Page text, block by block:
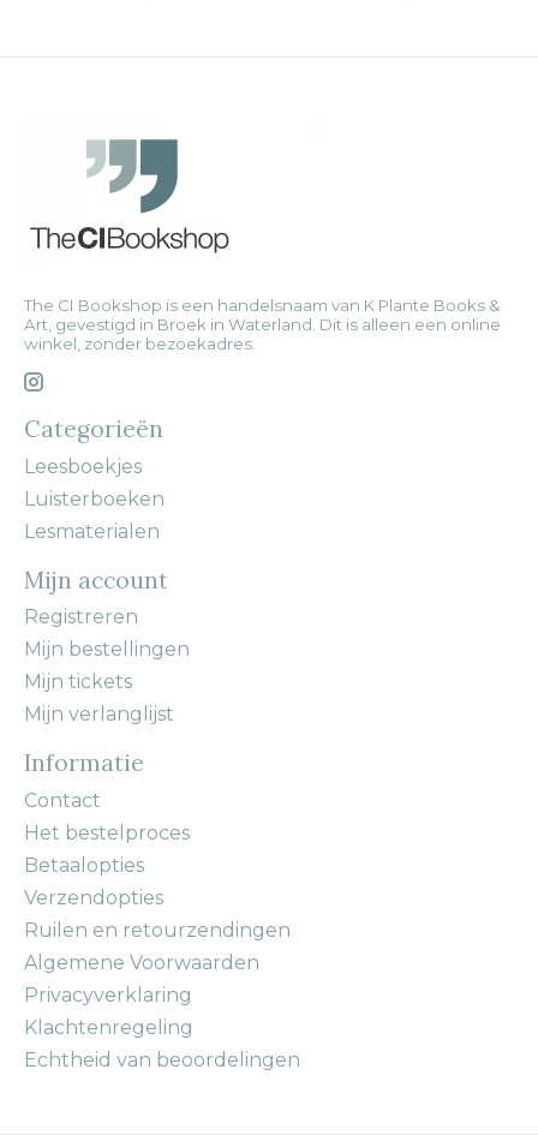
The CI Bookshop is een handelsnaam van K Plante Books &
Art, gevestigd in Broek in Waterland. Dit is alleen een online
winkel, zonder bezoekadres.
Categorieën
Leesboekjes
Luisterboeken
Lesmaterialen
Mijn account
Registreren
Mijn bestellingen
Mijn tickets
Mijn verlanglijst
Informatie
Contact
Het bestelproces
Betaalopties
Verzendopties
Ruilen en retourzendingen
Algemene Voorwaarden
Privacyverklaring
Klachtenregeling
Echtheid van beoordelingen